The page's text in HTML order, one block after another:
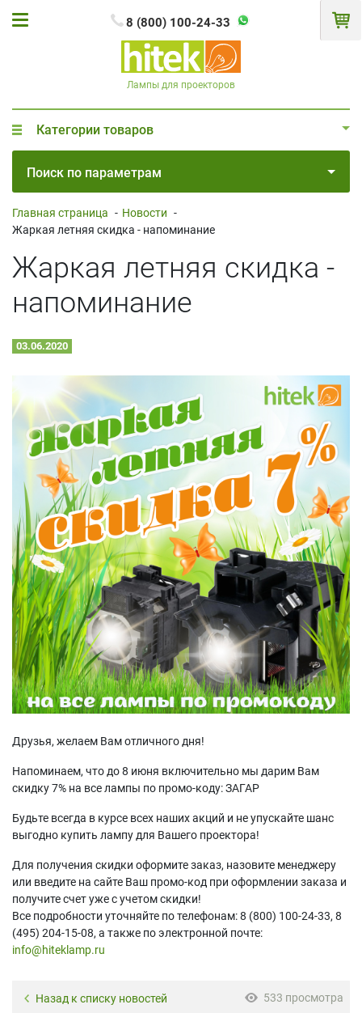
8 (800) 100-24-33
Лампы для проекторов
Категории товаров
Поиск по параметрам
Главная страница - Новости -
Жаркая летняя скидка - напоминание
Жаркая летняя скидка -
напоминание
03.06.2020
Друзья, желаем Вам отличного дня!
Напоминаем, что до 8 июня включительно мы дарим Вам
скидку 7% на все лампы по промо-коду: ЗАГАР
Будьте всегда в курсе всех наших акций и не упускайте шанс
выгодно купить лампу для Вашего проектора!
Для получения скидки оформите заказ, назовите менеджеру
или введите на сайте Ваш промо-код при оформлении заказа и
получите счет уже с учетом скидки!
Все подробности уточняйте по телефонам: 8 (800) 100-24-33, 8
(495) 204-15-08, а также по электронной почте:
info@hiteklamp.ru
Назад к списку новостей
533 просмотра